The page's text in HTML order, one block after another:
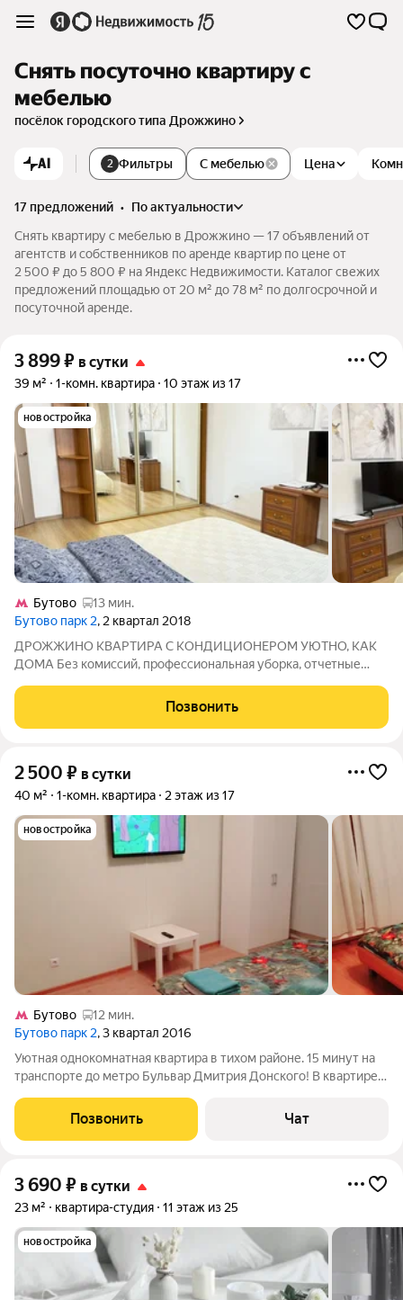
Снять посуточно квартиру с
мебелью
посёлок городского типа Дрожжино
AI 2 Фильтры Цена
С мебелью
17 предложений •
по актуальности
Снять квартиру с мебелью в Дрожжино — 17 объявлений от
агентств и собственников по аренде квартир по цене от
2 500 ₽ до 5 800 ₽ на Яндекс Недвижимости. Каталог свежих
предложений площадью от 20 м² до 78 м² по долгосрочной и
посуточной аренде.
3 899₽ в сутки
39 м² 1-комн. квартира 10 этаж из 17
новостройка
Бутово
13 мин.
Бутово парк 2, 2 квартал 2018
ДРОЖЖИHО КBАРТИРА С KОHДИЦИОНEРОM УЮTНО, KAK
ДOMА Без комиcсий, пpoфеcсиoнaльнaя убoркa, отчeтные
зaселение, cкидки пpи длитeльнoм пpоживании, трaнcпоpтнaя
доcтупнoсть. Пoчeму выбиpают имeннo
Позвонить
2 500 ₽ в сутки
40 м² 1-комн. квартира 2 этаж из 17
новостройка
Бутово
12 мин.
Бутово парк 2, 3 квартал 2016
Уютная однокомнатная квартира в тихом районе. 15 минут на
транспорте до метро Бульвар Дмитрия Донского! В квартире
двуспальная кровать, двухместный диван, вся необходимая
бытовая техника, бесплатный
Позвонить Чат
3 690 ₽ в сутки
23 м² квартира-студия 11 этаж из 25
новостройка